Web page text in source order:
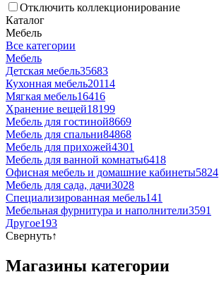
Отключить коллекционирование
Каталог
Мебель
Все категории
Мебель
Детская мебель35683
Кухонная мебель20114
Мягкая мебель16416
Хранение вещей18199
Мебель для гостиной8669
Мебель для спальни84868
Мебель для прихожей4301
Мебель для ванной комнаты6418
Офисная мебель и домашние кабинеты5824
Мебель для сада, дачи3028
Специализированная мебель141
Мебельная фурнитура и наполнители3591
Другое193
Свернуть↑
Магазины категории